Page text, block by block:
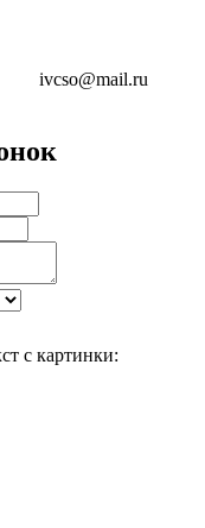
ivcso@mail.ru
с картинки: